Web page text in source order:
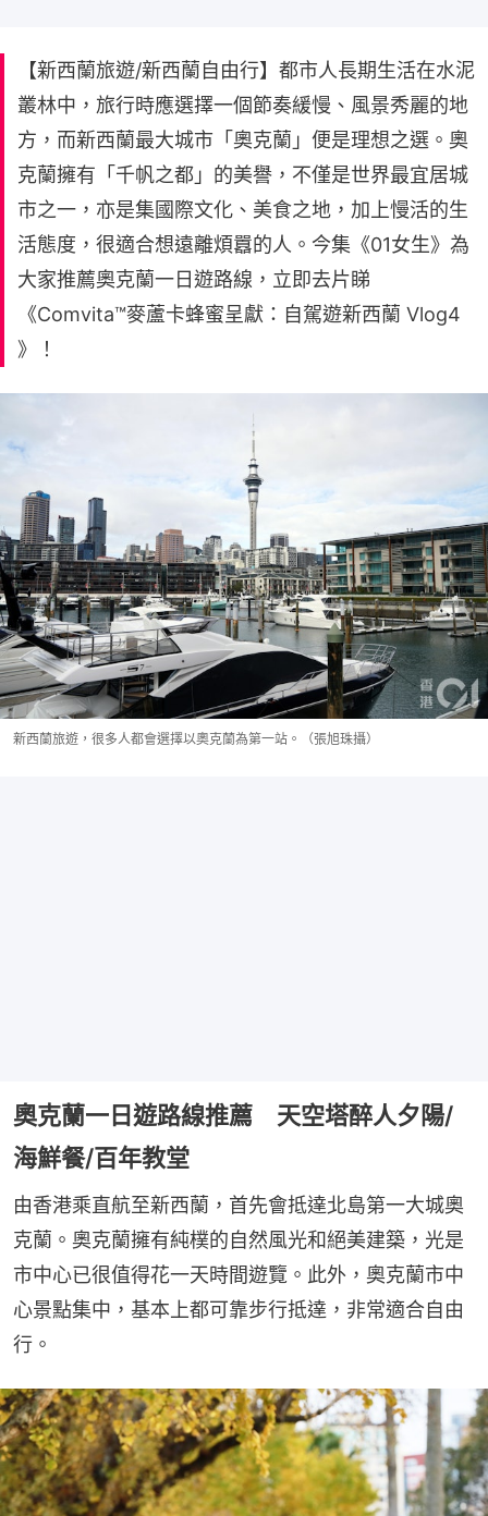
【新西蘭旅遊/新西蘭自由行】都市人長期生活在水泥
叢林中，旅行時應選擇一個節奏緩慢、風景秀麗的地
方，而新西蘭最大城市「奧克蘭」便是理想之選。奧
克蘭擁有「千帆之都」的美譽，不僅是世界最宜居城
市之一，亦是集國際文化、美食之地，加上慢活的生
活態度，很適合想遠離煩囂的人。今集《01女生》為
大家推薦奧克蘭一日遊路線，立即去片睇
《Comvita™️麥蘆卡蜂蜜呈獻：自駕遊新西蘭 Vlog4
》！
新西蘭旅遊，很多人都會選擇以奧克蘭為第一站。（張旭珠攝）
奧克蘭一日遊路線推薦 天空塔醉人夕陽/
海鮮餐/百年教堂
由香港乘直航至新西蘭，首先會抵達北島第一大城奧
克蘭。奧克蘭擁有純樸的自然風光和絕美建築，光是
市中心已很值得花一天時間遊覽。此外，奧克蘭市中
心景點集中，基本上都可靠步行抵達，非常適合自由
行。